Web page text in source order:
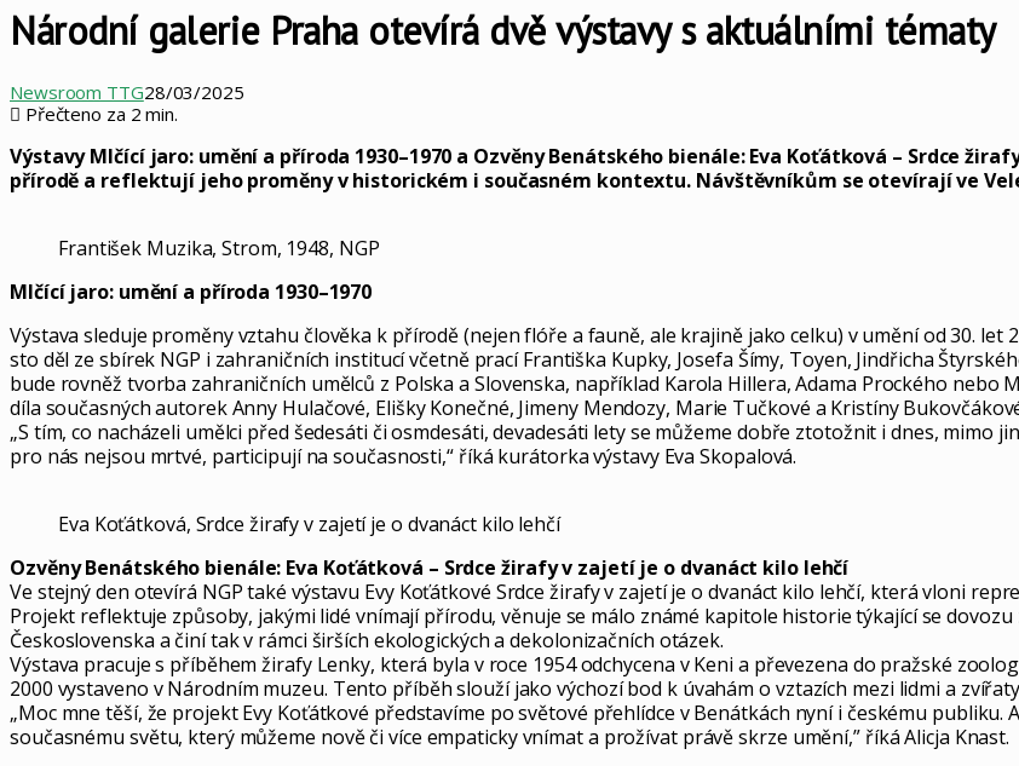
Národní galerie Praha otevírá dvě výstavy s aktuálními tématy
Newsroom TTG28/03/2025
Přečteno za 2 min.
Výstavy Mlčící jaro: umění a příroda 1930–1970 a Ozvěny Benátského bienále: Eva Koťátková – Srdce
přírodě a reflektují jeho proměny v historickém i současném kontextu. Návštěvníkům se otevírají ve
František Muzika, Strom, 1948, NGP
Mlčící jaro: umění a příroda 1930–1970
Výstava sleduje proměny vztahu člověka k přírodě (nejen flóře a fauně, ale krajině jako celku) v umění od 30. let
sto děl ze sbírek NGP i zahraničních institucí včetně prací Františka Kupky, Josefa Šímy, Toyen, Jindřicha
bude rovněž tvorba zahraničních umělců z Polska a Slovenska, například Karola Hillera, Adama Prockého
díla současných autorek Anny Hulačové, Elišky Konečné, Jimeny Mendozy, Marie Tučkové a Kristíny
„S tím, co nacházeli umělci před šedesáti či osmdesáti, devadesáti lety se můžeme dobře ztotožnit i dnes,
pro nás nejsou mrtvé, participují na současnosti,“ říká kurátorka výstavy Eva Skopalová.
Eva Koťátková, Srdce žirafy v zajetí je o dvanáct kilo lehčí
Ozvěny Benátského bienále: Eva Koťátková – Srdce žirafy v zajetí je o dvanáct kilo lehčí
Ve stejný den otevírá NGP také výstavu Evy Koťátkové Srdce žirafy v zajetí je o dvanáct kilo lehčí, která vloni
Projekt reflektuje způsoby, jakými lidé vnímají přírodu, věnuje se málo známé kapitole historie týkající se
Československa a činí tak v rámci širších ekologických a dekolonizačních otázek.
Výstava pracuje s příběhem žirafy Lenky, která byla v roce 1954 odchycena v Keni a převezena do pražské
2000 vystaveno v Národním muzeu. Tento příběh slouží jako výchozí bod k úvahám o vztazích mezi lidmi a
„Moc mne těší, že projekt Evy Koťátkové představíme po světové přehlídce v Benátkách nyní i českému publiku.
současnému světu, který můžeme nově či více empaticky vnímat a prožívat právě skrze umění,” říká Alicja Knast.